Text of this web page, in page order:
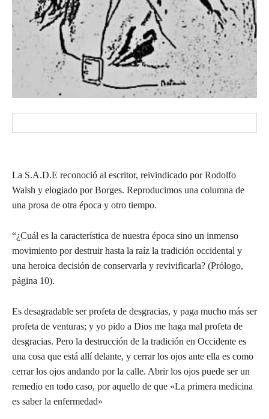
La S.A.D.E reconoció al escritor, reivindicado por Rodolfo
Walsh y elogiado por Borges. Reproducimos una columna de
una prosa de otra época y otro tiempo.
“¿Cuál es la característica de nuestra época sino un inmenso
movimiento por destruir hasta la raíz la tradición occidental y
una heroica decisión de conservarla y revivificarla? (Prólogo,
página 10).
Es desagradable ser profeta de desgracias, y paga mucho más ser
profeta de venturas; y yo pido a Dios me haga mal profeta de
desgracias. Pero la destrucción de la tradición en Occidente es
una cosa que está allí delante, y cerrar los ojos ante ella es como
cerrar los ojos andando por la calle. Abrir los ojos puede ser un
remedio en todo caso, por aquello de que «La primera medicina
es saber la enfermedad»